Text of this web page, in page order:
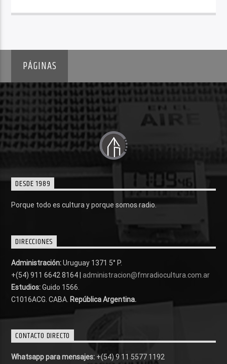
PÁGINAS
DESDE 1989
Porque todo es cultura y porque somos radio.
DIRECCIONES
Administración:Uruguay 1371 5° P.
+(54) 911 6642 8164 | administracion@fmradiocultura.com.ar
Estudios:Guido 1566.
C1016ACG . CABA. República Argentina.
CONTACTO DIRECTO
Whatsapp para mensajes: +(54) 9 11 5577 1192